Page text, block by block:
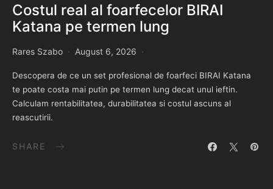
Costul real al foarfecelor BIRAI
Katana pe termen lung
Rares Szabo August 6, 2026
Descopera de ce un set profesional de foarfeci BIRAI Katana
te poate costa mai putin pe termen lung decat unul ieftin.
Calculam rentabilitatea, durabilitatea si costul ascuns al
reascutirii.
SHARE